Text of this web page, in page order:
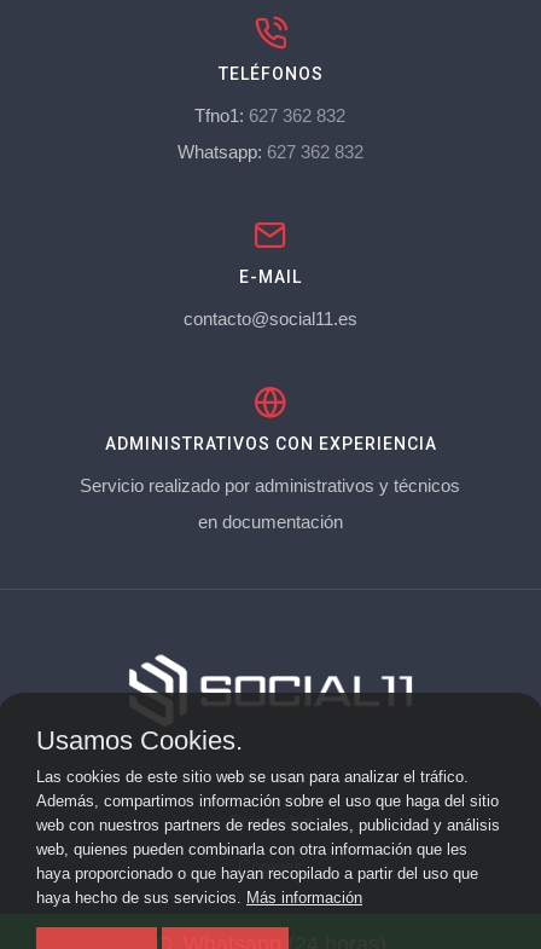
TELÉFONOS
Tfno1: 627 362 832
Whatsapp: 627 362 832
E-MAIL
contacto@social11.es
ADMINISTRATIVOS CON EXPERIENCIA
Servicio realizado por administrativos y técnicos
en documentación
Aviso Legal
Privacidad
Cookies
Usamos Cookies.
Las cookies de este sitio web se usan para analizar el tráfico.
Además, compartimos información sobre el uso que haga del sitio
web con nuestros partners de redes sociales, publicidad y análisis
web, quienes pueden combinarla con otra información que les
haya proporcionado o que hayan recopilado a partir del uso que
haya hecho de sus servicios. Más información